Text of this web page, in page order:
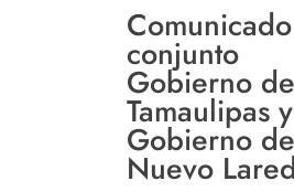
Comunicado
conjunto
Gobierno de
Tamaulipas y
Gobierno de
Nuevo